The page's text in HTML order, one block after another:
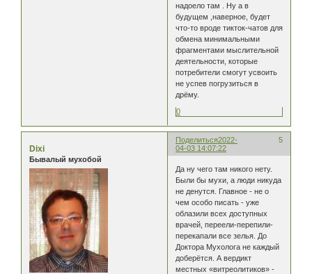
надоело там . Ну а в
будущем ,наверное, будет
что-то вроде тикток-чатов для
обмена минимальными
фрагментами мыслительной
деятельности, которые
потребители смогут усвоить
не успев погрузиться в
дрёму.
0
Поделиться 5
2022-
04-03 14:07:22
Dixi
Бывалый мухобой
Да ну чего там никого нету.
Были бы мухи, а люди никуда
не денутся. Главное - не о
чем особо писать - уже
облазили всех доступных
врачей, переели-перепили-
перекапали все зелья. До
Доктора Мухолога не каждый
доберётся. А вердикт
местных «витреолитиков» -